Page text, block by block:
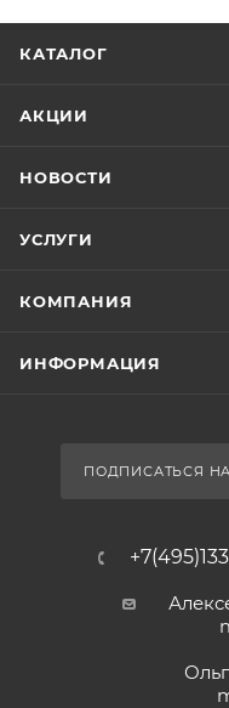
КАТАЛОГ
АКЦИИ
НОВОСТИ
УСЛУГИ
КОМПАНИЯ
ИНФОРМАЦИЯ
ПОДПИСАТЬСЯ